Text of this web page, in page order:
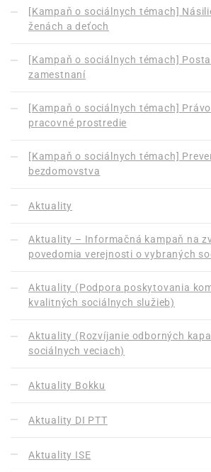
[Kampaň o sociálnych témach]
ženách a deťoch
[Kampaň o sociálnych témach]
zamestnaní
[Kampaň o sociálnych témach]
pracovné prostredie
[Kampaň o sociálnych témach]
bezdomovstva
Aktuality
Aktuality – Informačná kampaň na
povedomia verejnosti o vybraných
Aktuality (Podpora poskytovania
kvalitných sociálnych služieb)
Aktuality (Rozvíjanie odborných
sociálnych veciach)
Aktuality Bokku
Aktuality DI PTT
Aktuality ISE